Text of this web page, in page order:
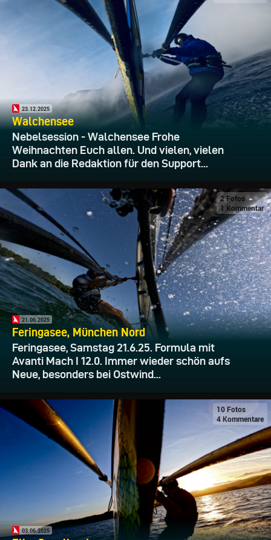
23.12.2025
Walchensee
Nebelsession - Walchensee Frohe
Weihnachten Euch allen. Und vielen, vielen
Dank an die Redaktion für den Support...
2 Fotos
1 Kommentar
21.06.2025
Feringasee, München Nord
Feringasee, Samstag 21.6.25. Formula mit
Avanti Mach I 12.0. Immer wieder schön aufs
Neue, besonders bei Ostwind...
10 Fotos
4 Kommentare
03.06.2025